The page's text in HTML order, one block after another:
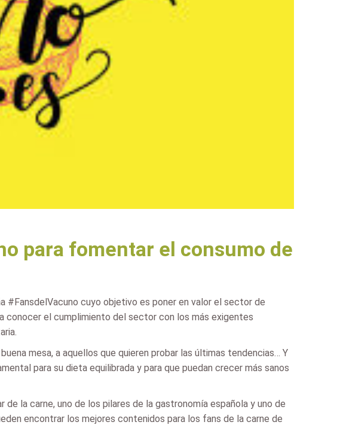
para fomentar el consumo de
#FansdelVacuno cuyo objetivo es poner en valor el sector de
conocer el cumplimiento del sector con los más exigentes
mesa, a aquellos que quieren probar las últimas tendencias… Y
para su dieta equilibrada y para que puedan crecer más sanos
la carne, uno de los pilares de la gastronomía española y uno de
encontrar los mejores contenidos para los fans de la carne de